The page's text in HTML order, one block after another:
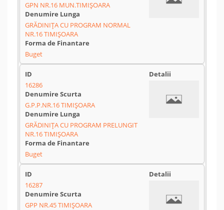
GPN NR.16 MUN.TIMIȘOARA
GRĂDINIȚA CU PROGRAM NORMAL
NR.16 TIMIȘOARA
Buget
16286
G.P.P.NR.16 TIMIȘOARA
GRĂDINIȚA CU PROGRAM PRELUNGIT
NR.16 TIMIȘOARA
Buget
16287
GPP NR.45 TIMIȘOARA